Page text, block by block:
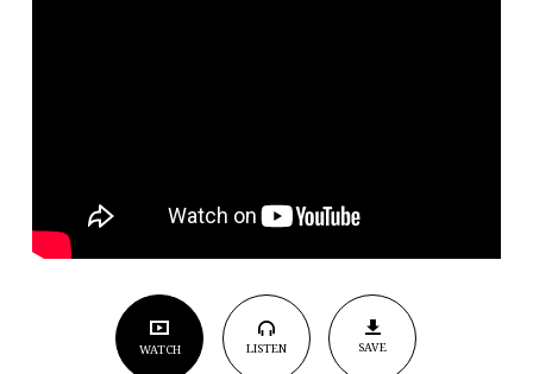
WATCH LISTEN SAVE